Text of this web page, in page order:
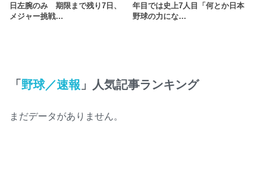
日左腕のみ 期限まで残り7日、
メジャー挑戦…
年目では史上7人目「何とか日本
野球の力にな…
「 野球／速報 」人気記事ランキング
まだデータがありません。